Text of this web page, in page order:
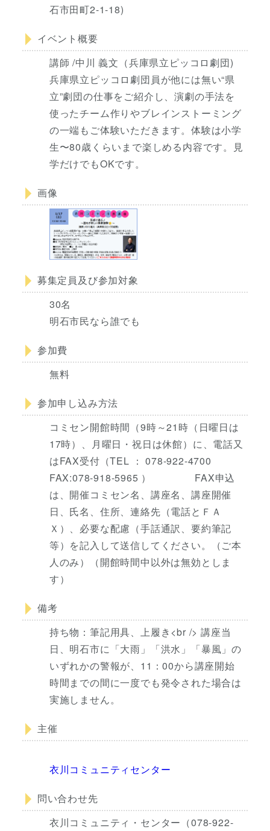
石市田町2-1-18)
イベント概要
講師 /中川 義文（兵庫県立ピッコロ劇団)
兵庫県立ピッコロ劇団員が他には無い“県
立”劇団の仕事をご紹介し、演劇の手法を
使ったチーム作りやブレインストーミング
の一端もご体験いただきます。体験は小学
生〜80歳くらいまで楽しめる内容です。見
学だけでもOKです。
画像
募集定員及び参加対象
30名
明石市民なら誰でも
参加費
無料
参加申し込み方法
コミセン開館時間（9時～21時（日曜日は
17時）、月曜日・祝日は休館）に、電話又
はFAX受付（TEL ： 078-922-4700
FAX:078-918-5965 ） FAX申込
は、開催コミセン名、講座名、講座開催
日、氏名、住所、連絡先（電話とＦＡ
Ｘ）、必要な配慮（手話通訳、要約筆記
等）を記入して送信してください。（ご本
人のみ）（開館時間中以外は無効としま
す）
備考
持ち物：筆記用具、上履き<br /> 講座当
日、明石市に「大雨」「洪水」「暴風」の
いずれかの警報が、11：00から講座開始
時間までの間に一度でも発令された場合は
実施しません。
主催
衣川コミュニティセンター
問い合わせ先
衣川コミュニティ・センター（078-922-